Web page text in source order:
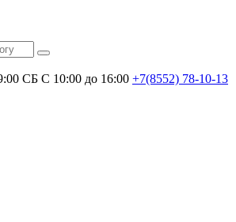
СБ С 10:00 до 16:00 +7(8552) 78-10-13